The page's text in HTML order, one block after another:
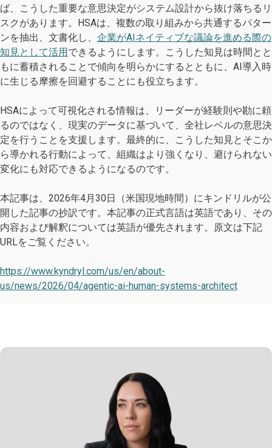
ば、こうした重要な意思決定がシステム設計から抜け落ちるリ
スクがあります。HSAは、複数の取り組みから共通するパター
ンを抽出、文書化し、 企業がAIネイティブな議論を進める際の
知見として活用できるようにします。こうした知見は時間とと
もに蓄積されることで傾向を明らかにするとともに、AI導入時
に生じる摩擦を回避することにも役立ちます。
HSAによって可視化される情報は、リーダーが経験則や勘に頼
るのではなく、現実のデータに基づいて、全社レベルの意思決
定を行うことを支援します。最終的に、こうした知見とそこか
ら導かれる行動によって、組織はより強くなり、避けられない
変化にも対応できるようになるのです。
本記事は、2026年4月30日（米国現地時間）にキンドリルが公
開した記事の抄訳です。本記事の正式言語は英語であり、その
内容および解釈については英語が優先されます。原文は下記
URLをご覧ください。
https://www.kyndryl.com/us/en/about-
us/news/2026/04/agentic-ai-human-systems-architect